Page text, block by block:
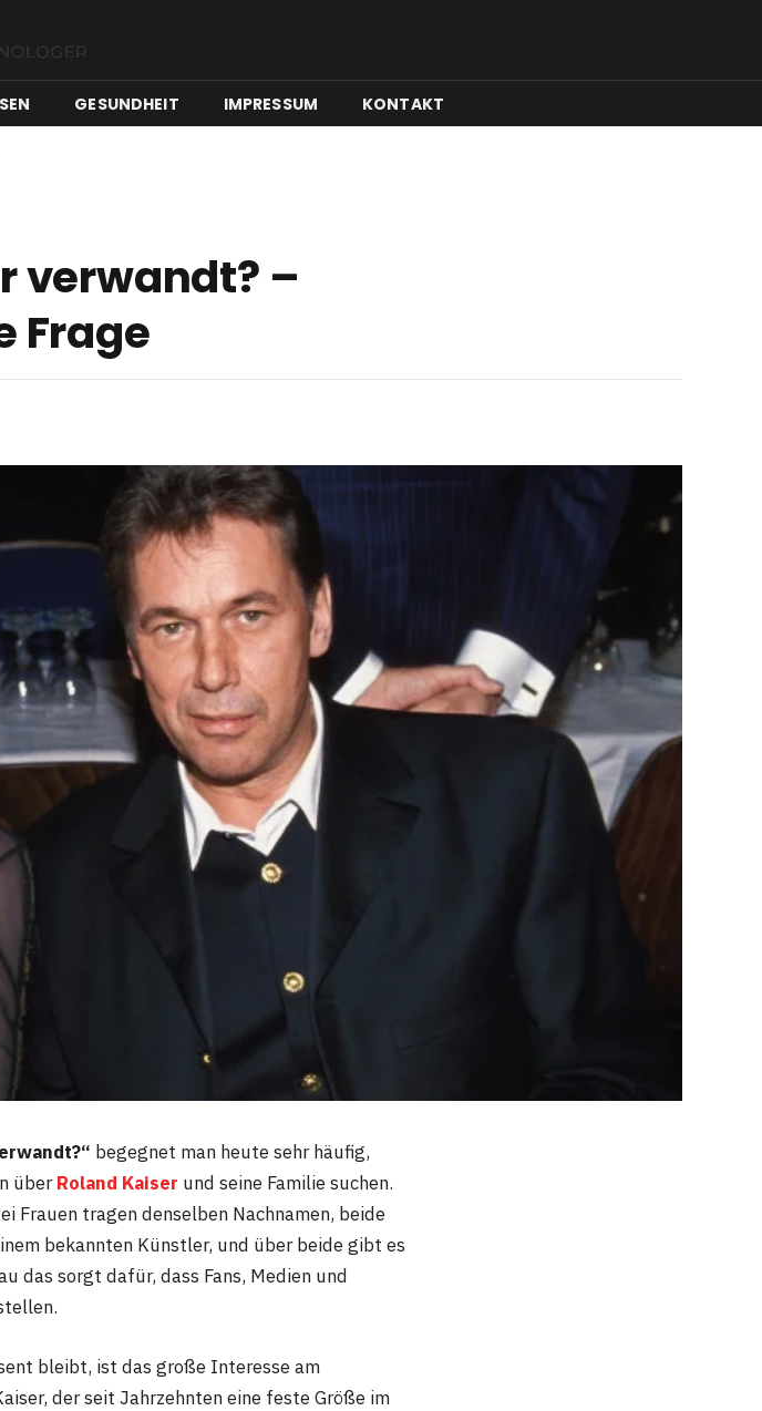
GESUNDHEIT IMPRESSUM KONTAKT
verwandt? –
Frage
begegnet man heute sehr häufig,
überRoland Kaiser und seine Familie suchen.
Frauen tragen denselben Nachnamen, beide
bekannten Künstler, und über beide gibt es
das sorgt dafür, dass Fans, Medien und
bleibt, ist das große Interesse am
der seit Jahrzehnten eine feste Größe im